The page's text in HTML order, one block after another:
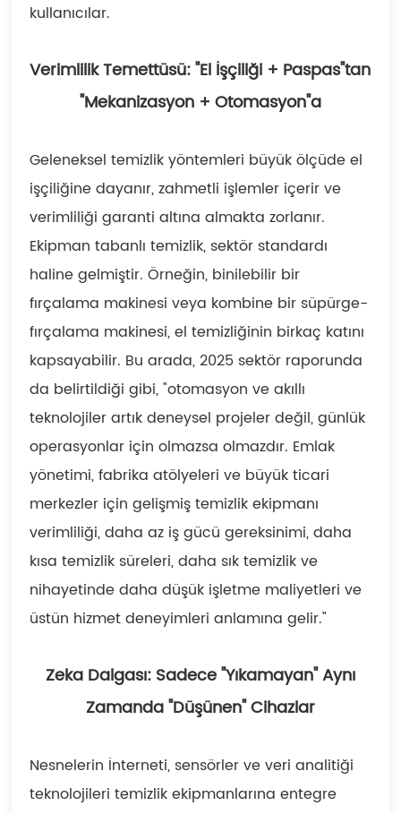
kullanıcılar.
Verimlilik Temettüsü: "El İşçiliği + Paspas"tan
"Mekanizasyon + Otomasyon"a
Geleneksel temizlik yöntemleri büyük ölçüde el
işçiliğine dayanır, zahmetli işlemler içerir ve
verimliliği garanti altına almakta zorlanır.
Ekipman tabanlı temizlik, sektör standardı
haline gelmiştir. Örneğin, binilebilir bir
fırçalama makinesi veya kombine bir süpürge-
fırçalama makinesi, el temizliğinin birkaç katını
kapsayabilir. Bu arada, 2025 sektör raporunda
da belirtildiği gibi, "otomasyon ve akıllı
teknolojiler artık deneysel projeler değil, günlük
operasyonlar için olmazsa olmazdır. Emlak
yönetimi, fabrika atölyeleri ve büyük ticari
merkezler için gelişmiş temizlik ekipmanı
verimliliği, daha az iş gücü gereksinimi, daha
kısa temizlik süreleri, daha sık temizlik ve
nihayetinde daha düşük işletme maliyetleri ve
üstün hizmet deneyimleri anlamına gelir."
Zeka Dalgası: Sadece "Yıkamayan" Aynı
Zamanda "Düşünen" Cihazlar
Nesnelerin İnterneti, sensörler ve veri analitiği
teknolojileri temizlik ekipmanlarına entegre